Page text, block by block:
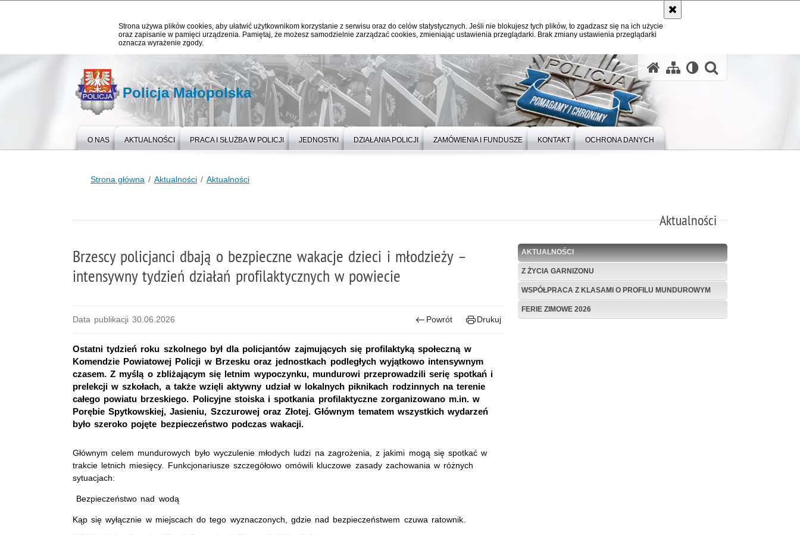
Strona używa plików cookies, aby ułatwić użytkownikom korzystanie z serwisu oraz do celów statystycznych. Jeśli nie blokujesz tych plików, to zgadzasz się na ich użycie
oraz zapisanie w pamięci urządzenia. Pamiętaj, że możesz samodzielnie zarządzać cookies, zmieniając ustawienia przeglądarki. Brak zmiany ustawienia przeglądarki
oznacza wyrażenie zgody.
Policja Małopolska
O NAS AKTUALNOŚCI PRACA I SŁUŻBA W POLICJI JEDNOSTKI DZIAŁANIA POLICJI ZAMÓWIENIA I FUNDUSZE KONTAKT OCHRONA DANYCH
Strona główna Aktualności Aktualności
Aktualności
Brzescy policjanci dbają o bezpieczne wakacje dzieci i młodzieży –
intensywny tydzień działań profilaktycznych w powiecie
Data publikacji 30.06.2026 Powrót Drukuj
Ostatni tydzień roku szkolnego był dla policjantów zajmujących się profilaktyką społeczną w
Komendzie Powiatowej Policji w Brzesku oraz jednostkach podległych wyjątkowo intensywnym
czasem. Z myślą o zbliżającym się letnim wypoczynku, mundurowi przeprowadzili serię spotkań i
prelekcji w szkołach, a także wzięli aktywny udział w lokalnych piknikach rodzinnych na terenie
całego powiatu brzeskiego. Policyjne stoiska i spotkania profilaktyczne zorganizowano m.in. w
Porębie Spytkowskiej, Jasieniu, Szczurowej oraz Złotej. Głównym tematem wszystkich wydarzeń
było szeroko pojęte bezpieczeństwo podczas wakacji.
Głównym celem mundurowych było wyczulenie młodych ludzi na zagrożenia, z jakimi mogą się spotkać w
trakcie letnich miesięcy. Funkcjonariusze szczegółowo omówili kluczowe zasady zachowania w różnych
sytuacjach:
Bezpieczeństwo nad wodą
Kąp się wyłącznie w miejscach do tego wyznaczonych, gdzie nad bezpieczeństwem czuwa ratownik.
AKTUALNOŚCI
Z ŻYCIA GARNIZONU
WSPÓŁPRACA Z KLASAMI O PROFILU MUNDUROWYM
FERIE ZIMOWE 2026